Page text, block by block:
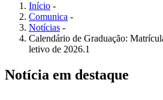
Início -
Comunica -
Notícias -
Calendário de Graduação:
letivo de 2026.1
Notícia em destaque